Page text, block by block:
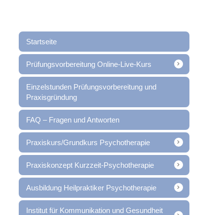
Startseite
Prüfungsvorbereitung Online-Live-Kurs
Einzelstunden Prüfungsvorbereitung und
Praxisgründung
FAQ – Fragen und Antworten
Praxiskurs/Grundkurs Psychotherapie
Praxiskonzept Kurzzeit-Psychotherapie
Ausbildung Heilpraktiker Psychotherapie
Institut für Kommunikation und Gesundheit